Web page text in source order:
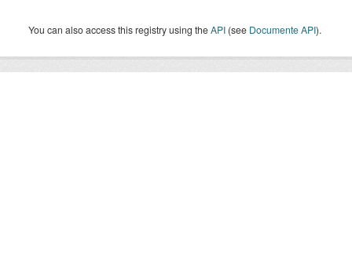
You can also access this registry using theAPI (see Documente API).